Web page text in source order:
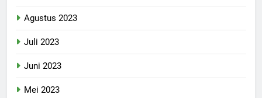
Agustus 2023
Juli 2023
Juni 2023
Mei 2023